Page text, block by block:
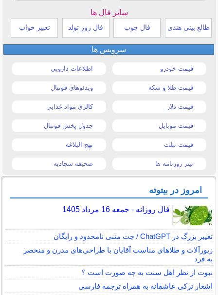
سایر فال ها
طالع بینی هندی فال چوب فال روز تولد تعبیر خواب
سرویس ها
قیمت خودرو اطلاعات دارویی
قیمت طلا و سکه ویدئوهای فوتبال
قیمت دلار کالری مواد غذایی
قیمت موبایل جدول پخش فوتبال
قیمت تبلت نهج البلاغه
تیتر روزنامه ها صحیفه سجادیه
امروز در بیتوته
فال روزانه - جمعه 16 مرداد 1405
تغییر بزرگ در ChatGPT / چت متنی نامحدود و رایگان
زیورآلات و طلاهای مناسب آقایان با طراحی‌های مدرن و منحصر
به فرد
نبوت از نظر اهل سنت به چه صورت است ؟
اشعار ترکی عاشقانه به همراه ترجمه فارسی